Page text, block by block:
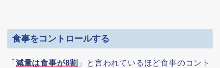
食事をコントロールする
「 減量は食事が8割 」と言われているほど食事のコント